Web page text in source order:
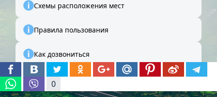
Схемы расположения мест
Правила пользования
Как дозвониться
0